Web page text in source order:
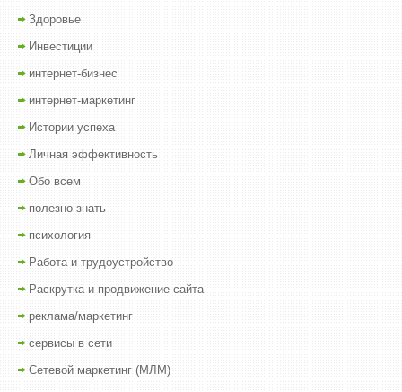
Здоровье
Инвестиции
интернет-бизнес
интернет-маркетинг
Истории успеха
Личная эффективность
Обо всем
полезно знать
психология
Работа и трудоустройство
Раскрутка и продвижение сайта
реклама/маркетинг
сервисы в сети
Сетевой маркетинг (МЛМ)